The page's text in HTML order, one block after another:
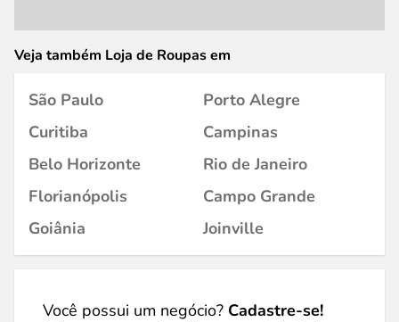
Veja também Loja de Roupas em
São Paulo
Porto Alegre
Curitiba
Campinas
Belo Horizonte
Rio de Janeiro
Florianópolis
Campo Grande
Goiânia
Joinville
Você possui um negócio? Cadastre-se!